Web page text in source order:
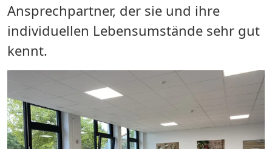
Ansprechpartner, der sie und ihre
individuellen Lebensumstände sehr gut
kennt.